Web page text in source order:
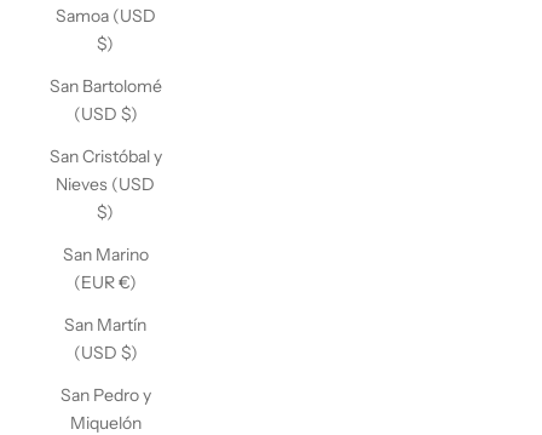
Samoa (USD
$)
San Bartolomé
(USD $)
San Cristóbal y
Nieves (USD
$)
San Marino
(EUR €)
San Martín
(USD $)
San Pedro y
Miquelón